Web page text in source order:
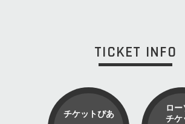
TICKET INFO
チケットぴあ
ロー
チケ